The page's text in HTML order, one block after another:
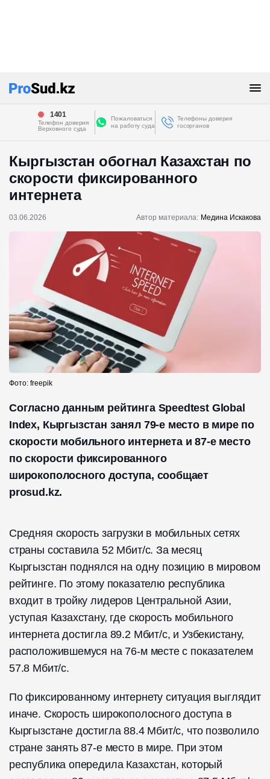
1401
Телефон доверия
Верховного суда
Пожаловаться
на работу суда
Телефоны доверия
госорганов
Кыргызстан обогнал Казахстан по
скорости фиксированного
интернета
03.06.2026 Автор материала: Медина Искакова
Фото: freepik
Согласно данным рейтинга Speedtest Global
Index, Кыргызстан занял 79-е место в мире по
скорости мобильного интернета и 87-е место
по скорости фиксированного
широкополосного доступа, сообщает
prosud.kz.
Средняя скорость загрузки в мобильных сетях
страны составила 52 Мбит/с. За месяц
Кыргызстан поднялся на одну позицию в мировом
рейтинге. По этому показателю республика
входит в тройку лидеров Центральной Азии,
уступая Казахстану, где скорость мобильного
интернета достигла 89.2 Мбит/с, и Узбекистану,
расположившемуся на 76-м месте с показателем
57.8 Мбит/с.
По фиксированному интернету ситуация выглядит
иначе. Скорость широкополосного доступа в
Кыргызстане достигла 88.4 Мбит/с, что позволило
стране занять 87-е место в мире. При этом
республика опередила Казахстан, который